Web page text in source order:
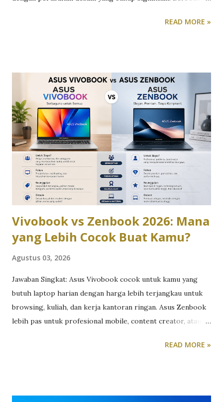
Fold8 mengusung bodi yang lebih pendek dan lebar
sementara saat dibuka ukurannya menjadi 161,4 x 123,9 x 4,5
mm. Desain baru tersebut membuat perangkat ini memiliki
bentuk menyerupai buku catatan kecil atau paspor,
sekaligus memberikan pengalaman penggunaan yang lebih
ergonomis dibanding generasi sebelumnya. Meski
dimensinya lebih ringkas, Samsung tetap mempertahankan
layar utama berukuran besar. Galaxy Z Fold8 menggunakan
panel Dynamic AMOLED 2X seluas 7,6 inci dengan resolusi
1.848 x 2.448 piksel, refresh rate adaptif hingga 120Hz,
serta tingkat kecerahan mencapa...
READ MORE »
Vivobook vs Zenbook 2026: Mana
yang Lebih Cocok Buat Kamu?
Agustus 03, 2026
Jawaban Singkat: Asus Vivobook cocok untuk kamu yang
butuh laptop harian dengan harga lebih terjangkau untuk
browsing, kuliah, dan kerja kantoran ringan. Asus Zenbook
lebih pas untuk profesional mobile, content creator, atau
yang tipis dan ringan. Perdebatan Vivobook vs Zenbook
READ MORE »